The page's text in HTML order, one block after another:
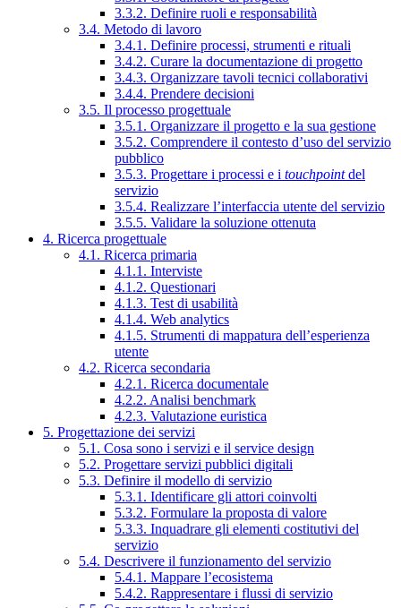
3.3.2. Definire ruoli e responsabilità
3.4. Metodo di lavoro
3.4.1. Definire processi, strumenti e rituali
3.4.2. Curare la documentazione di progetto
3.4.3. Organizzare tavoli tecnici collaborativi
3.4.4. Prendere decisioni
3.5. Il processo progettuale
3.5.1. Organizzare il progetto e la sua gestione
3.5.2. Comprendere il contesto d’uso del servizio
pubblico
3.5.3. Progettare i processi e i touchpointdel
servizio
3.5.4. Realizzare l’interfaccia utente del servizio
3.5.5. Validare la soluzione ottenuta
4. Ricerca progettuale
4.1. Ricerca primaria
4.1.1. Interviste
4.1.2. Questionari
4.1.3. Test di usabilità
4.1.4. Web analytics
4.1.5. Strumenti di mappatura dell’esperienza
utente
4.2. Ricerca secondaria
4.2.1. Ricerca documentale
4.2.2. Analisi benchmark
4.2.3. Valutazione euristica
5. Progettazione dei servizi
5.1. Cosa sono i servizi e il service design
5.2. Progettare servizi pubblici digitali
5.3. Definire il modello di servizio
5.3.1. Identificare gli attori coinvolti
5.3.2. Formulare la proposta di valore
5.3.3. Inquadrare gli elementi costitutivi del
servizio
5.4. Descrivere il funzionamento del servizio
5.4.1. Mappare l’ecosistema
5.4.2. Rappresentare i flussi di servizio